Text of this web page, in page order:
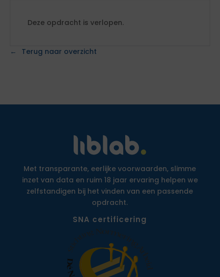
Deze opdracht is verlopen.
Terug naar overzicht
Met transparante, eerlijke voorwaarden, slimme
inzet van data en ruim 18 jaar ervaring helpen we
zelfstandigen bij het vinden van een passende
opdracht.
SNA certificering